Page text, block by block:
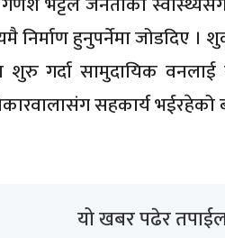
निर्माण हुनुपर्नेमा जोडदिए
शुरु गर्दा सामुदायिक
सहकार्य भईरहेको
यो खबर पढेर